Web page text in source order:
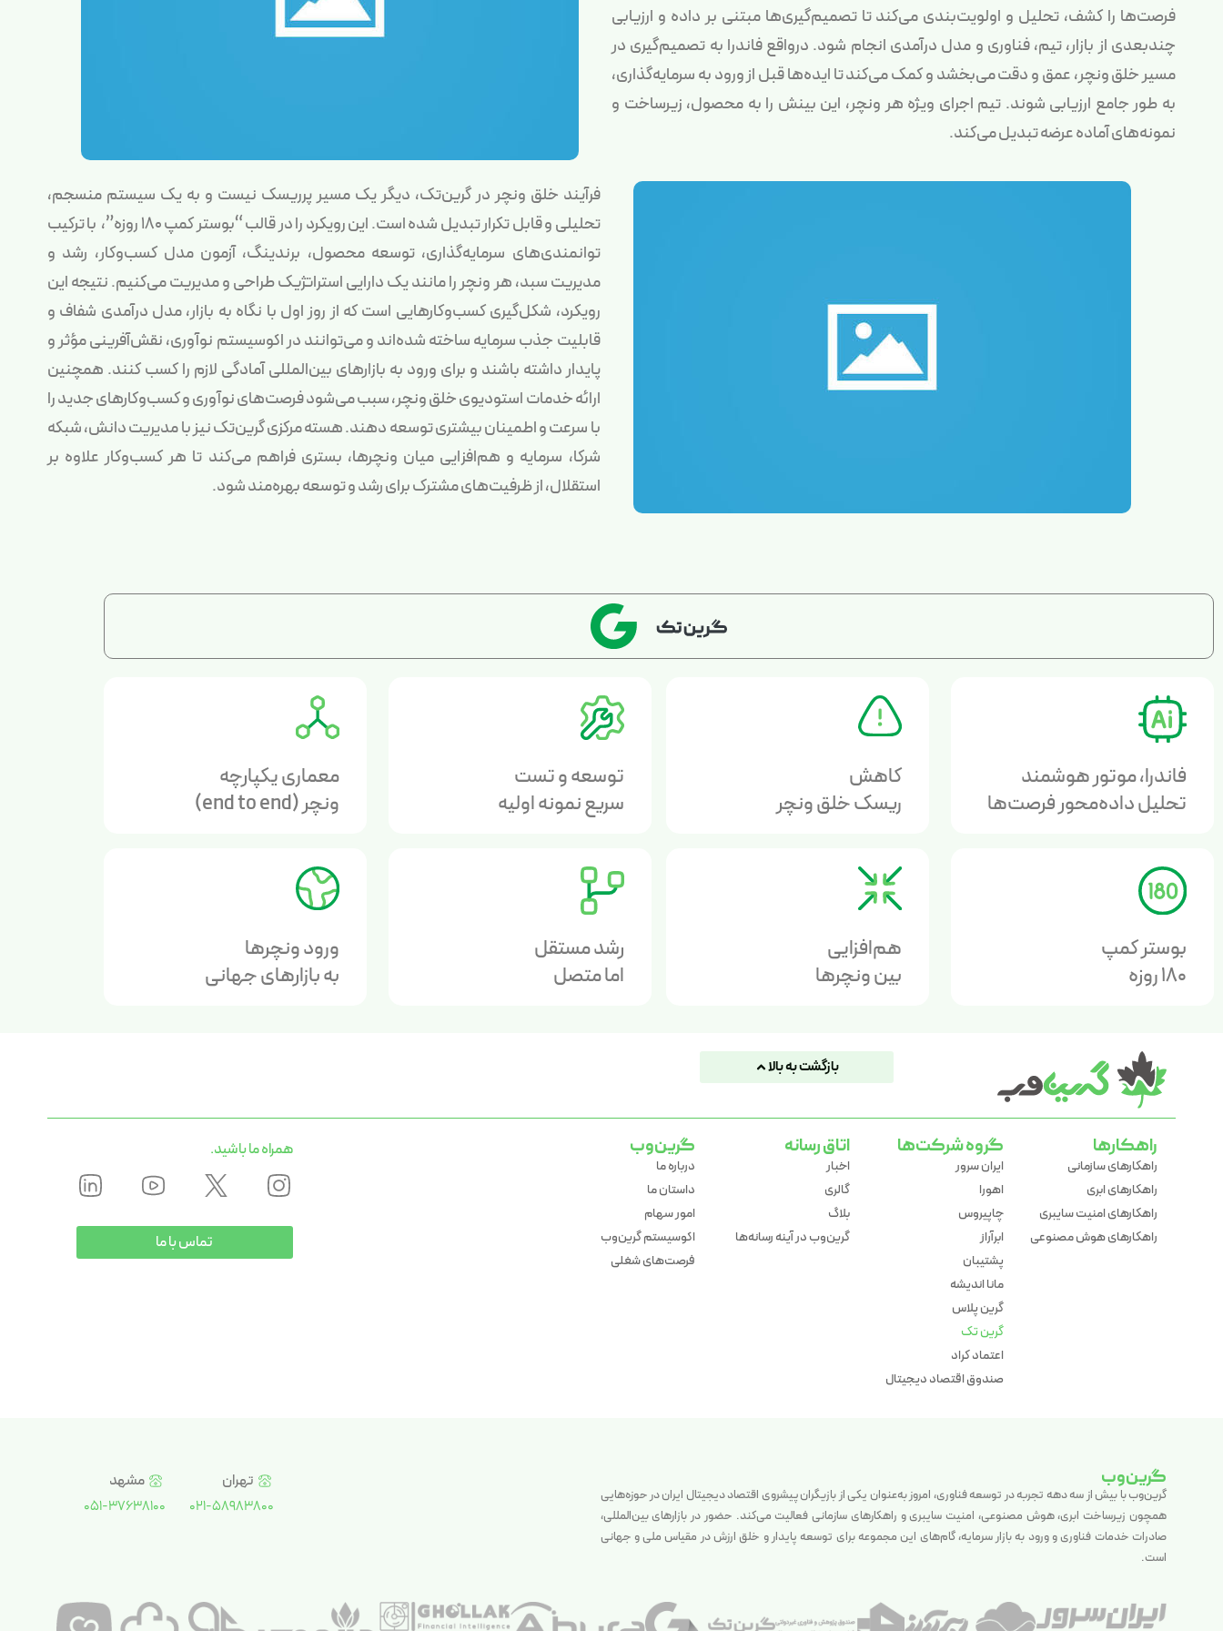
فرصت‌ها را کشف، تحلیل و اولویت‌بندی می‌کند تا تصمیم‌گیری‌ها مبتنی بر داده و ارزیابی
چندبعدی از بازار، تیم، فناوری و مدل درآمدی انجام شود. درواقع فاندرا به تصمیم‌گیری در
مسیر خلق ونچر، عمق و دقت می‌بخشد و کمک می‌کند تا ایده‌ها قبل از ورود به سرمایه‌گذاری،
به طور جامع ارزیابی شوند. تیم اجرای ویژه هر ونچر، این بینش را به محصول، زیرساخت و
نمونه‌های آماده عرضه تبدیل می‌کند.
فرآیند خلق ونچر در گرین‌تک، دیگر یک مسیر پرریسک نیست و به یک سیستم منسجم،
تحلیلی و قابل تکرار تبدیل شده است. این رویکرد را در قالب “بوستر کمپ ۱۸۰ روزه”، با ترکیب
توانمندی‌های سرمایه‌گذاری، توسعه محصول، برندینگ، آزمون مدل کسب‌وکار، رشد و
مدیریت سبد، هر ونچر را مانند یک دارایی استراتژیک طراحی و مدیریت می‌کنیم. نتیجه این
رویکرد، شکل‌گیری کسب‌وکارهایی است که از روز اول با نگاه به بازار، مدل درآمدی شفاف و
قابلیت جذب سرمایه ساخته شده‌اند و می‌توانند در اکوسیستم نوآوری، نقش‌آفرینی مؤثر و
پایدار داشته باشند و برای ورود به بازارهای بین‌المللی آمادگی لازم را کسب کنند. همچنین
ارائه خدمات استودیوی خلق ونچر، سبب می‌شود فرصت‌های نوآوری و کسب‌وکارهای جدید را
با سرعت و اطمینان بیشتری توسعه دهند. هسته مرکزی گرین‌تک نیز با مدیریت دانش، شبکه
شرکا، سرمایه و هم‌افزایی میان ونچرها، بستری فراهم می‌کند تا هر کسب‌وکار علاوه بر
استقلال، از ظرفیت‌های مشترک برای رشد و توسعه بهره‌مند شود.
فاندرا، موتور هوشمند
تحلیل داده‌محور فرصت‌ها
کاهش
ریسک خلق ونچر
توسعه و تست
سریع نمونه اولیه
معماری یکپارچه
ونچر (end to end)
بوستر کمپ
180 روزه
هم‌افزایی
بین ونچرها
رشد مستقل
اما متصل
ورود ونچرها
به بازارهای جهانی
بازگشت به بالا
راهکارها
راهکارهای سازمانی
راهکارهای ابری
راهکارهای امنیت سایبری
راهکارهای هوش مصنوعی
گروه شرکت‌ها
ایران سرور
اهورا
چاپیروس
ابرآراز
پشتیبان
مانا اندیشه
گرین پلاس
گرین تک
اعتماد کراد
صندوق اقتصاد دیجیتال
اتاق رسانه
اخبار
گالری
بلاگ
گرین‌وب در آینه رسانه‌ها
گرین‌وب
درباره ما
داستان ما
امور سهام
اکوسیستم گرین‌وب
فرصت‌های شغلی
همراه ما باشید.
تماس با ما
گرین‌وب
گرین‌وب با بیش از سه دهه تجربه در توسعه فناوری، امروز به‌عنوان یکی از بازیگران پیشروی اقتصاد دیجیتال ایران در حوزه‌هایی
همچون زیرساخت ابری، هوش مصنوعی، امنیت سایبری و راهکارهای سازمانی فعالیت می‌کند. حضور در بازارهای بین‌المللی،
صادرات خدمات فناوری و ورود به بازار سرمایه، گام‌های این مجموعه برای توسعه پایدار و خلق ارزش در مقیاس ملی و جهانی
است.
مشهد
051-37638100
تهران
021-58983800